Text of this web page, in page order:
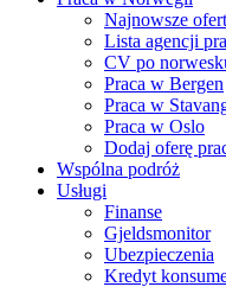
Najnowsze
Lista agencji
CV po
Praca w Bergen
Praca w
Praca w Oslo
Dodaj oferę
Wspólna podróż
Usługi
Finanse
Gjeldsmonitor
Ubezpieczenia
Kredyt